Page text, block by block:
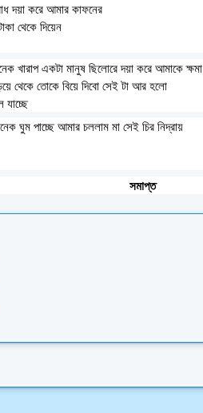
দয়া করে আমার কাফনের
থেকে দিয়েন
খারাপ একটা মানুষ ছিলোরে দয়া করে আমাকে ক্ষমা
থেকে তোকে বিয়ে দিবো সেই টা আর হলো
যাচ্ছে
পাচ্ছে আমার চললাম মা সেই চির নিদ্রায়
সমাপ্ত